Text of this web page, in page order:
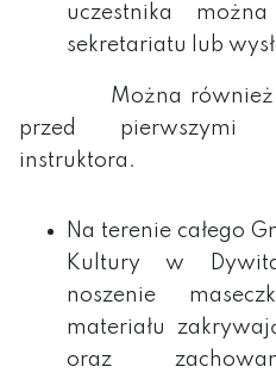
uczestnika
sekretariatu lub
Można również
przed pierwszymi
instruktora.
Na terenie całego
Kultury w
noszenie
materiału
oraz